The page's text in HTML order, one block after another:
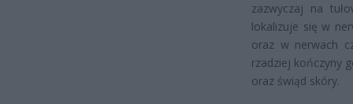
zazwyczaj na
lokalizuje się w
oraz w nerwach
rzadziej kończyny
oraz świąd skóry.